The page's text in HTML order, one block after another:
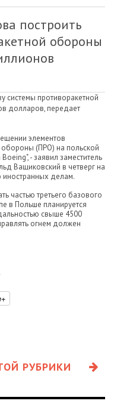
построить
обороны
системы противоракетной
долларов, передает
элементов
обороны (ПРО) на польской
- заявил заместитель
Ващиковский в четверг на
иностранных делам.
частью третьего базового
в Польше планируется
свыше 4500
огнем должен
РУБРИКИ